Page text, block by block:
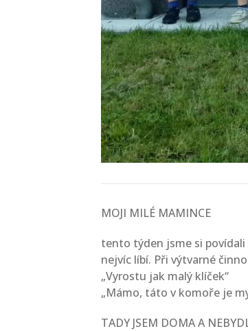
MOJI MILÉ MAMINCE
tento týden jsme si
nejvíc líbí. Při výtvarné
„Vyrostu jak malý klíček“
„Mámo, táto v komoře je
TADY JSEM DOMA A